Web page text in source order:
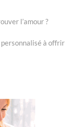
l’amour ?
à offrir